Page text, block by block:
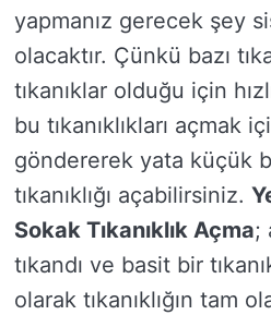
yapmanız gerecek şey
olacaktır. Çünkü bazı
tıkanıklar olduğu için
bu tıkanıklıkları açmak
göndererek yata küçük
tıkanıklığı açabilirsiniz.
Sokak Tıkanıklık Açma;
tıkandı ve basit bir
olarak tıkanıklığın tam